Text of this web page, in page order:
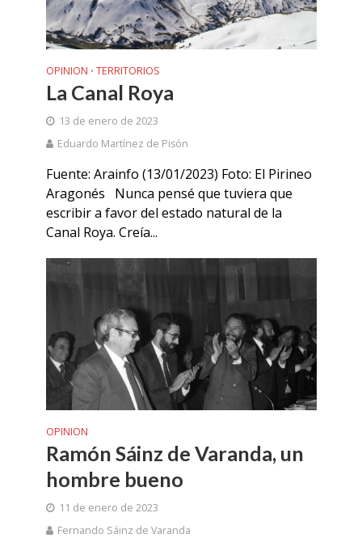
OPINION • TERRITORIOS
La Canal Roya
13 de enero de 2023
Eduardo Martínez de Pisón
Fuente: Arainfo (13/01/2023) Foto: El Pirineo
Aragonés Nunca pensé que tuviera que
escribir a favor del estado natural de la
Canal Roya. Creía...
OPINION
Ramón Sáinz de Varanda, un
hombre bueno
11 de enero de 2023
Fernando Sáinz de Varanda